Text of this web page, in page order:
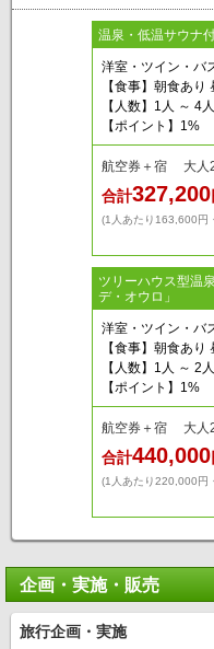
温泉・低温サウナ
洋室・ツイン・バ
【食事】朝食あり
【人数】1人 ～ 4人
【ポイント】1%
航空券＋宿 大人
合計327,200
(1人あたり163,600円
ツリーハウス型温
デ・オウロ」
洋室・ツイン・バ
【食事】朝食あり
【人数】1人 ～ 2人
【ポイント】1%
航空券＋宿 大人
合計440,000
(1人あたり220,000円
企画・実施・販売
旅行企画・実施